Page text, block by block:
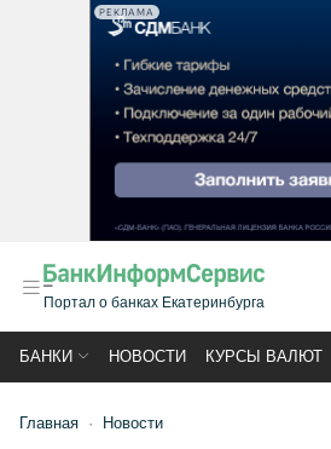
РЕКЛАМА
Портал о банках Екатеринбурга
БАНКИ НОВОСТИ КУРСЫ ВАЛЮТ
Главная Новости